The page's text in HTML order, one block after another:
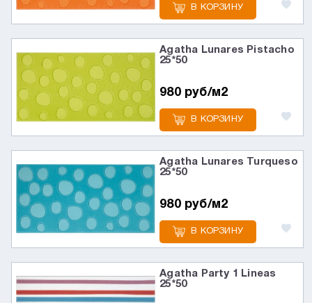
В КОРЗИНУ
Agatha Lunares Pistacho
25*50
980 руб/м2
В КОРЗИНУ
Agatha Lunares Turqueso
25*50
980 руб/м2
В КОРЗИНУ
Agatha Party 1 Lineas
25*50